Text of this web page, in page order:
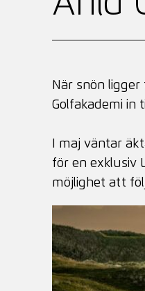
När snön
Golfakademi in
I maj väntar
för en exklusiv
möjlighet att